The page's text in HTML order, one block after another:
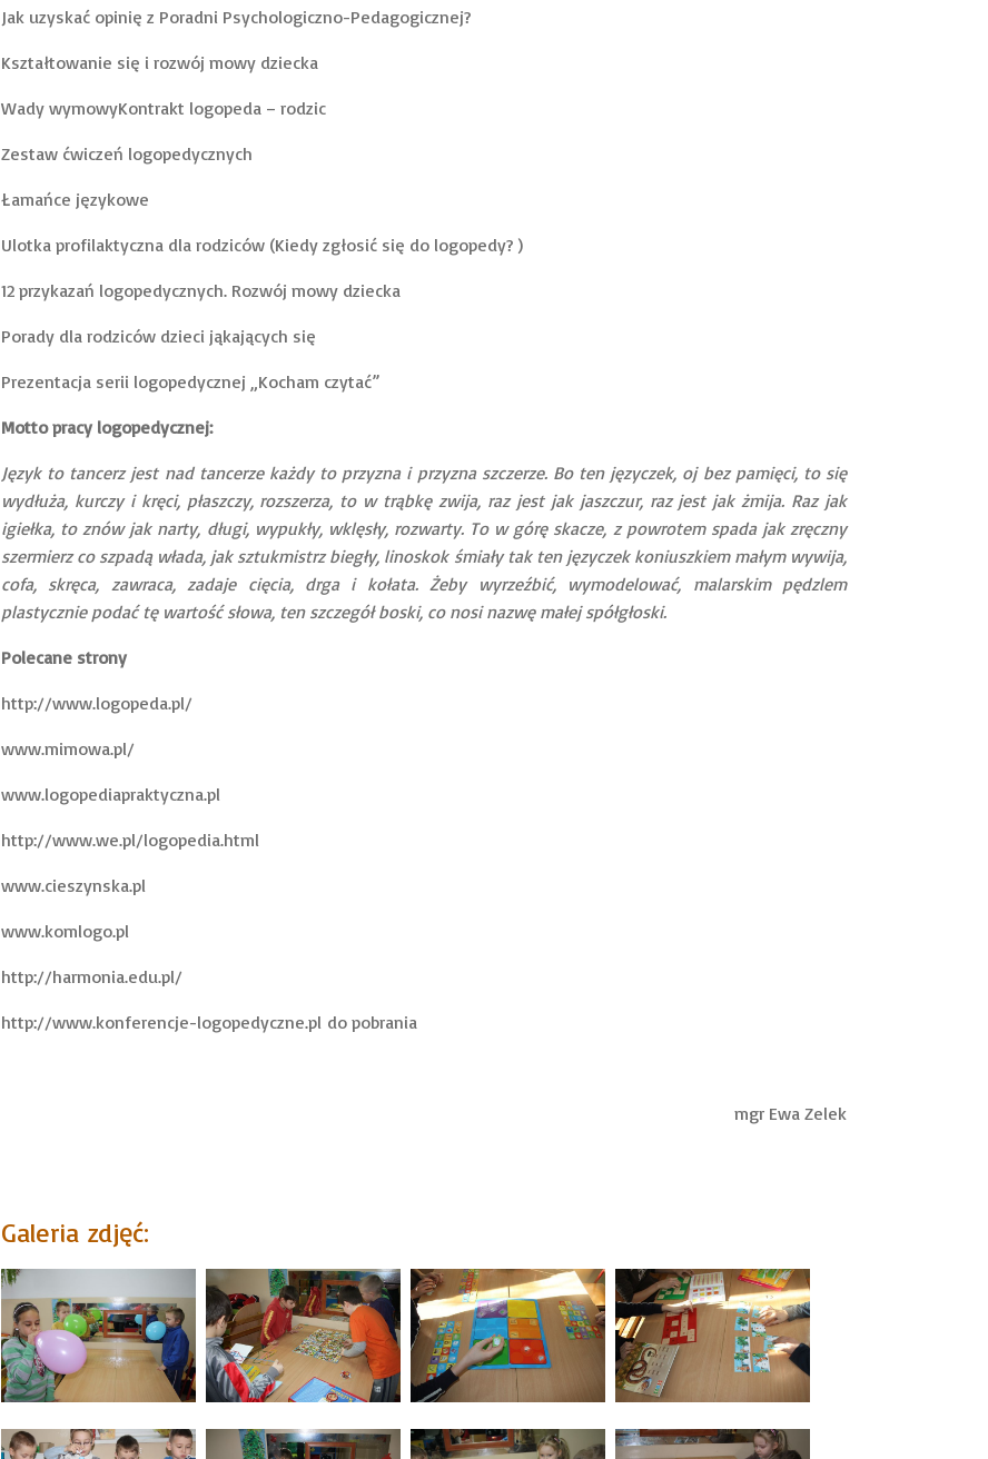
Jak uzyskać opinię z Poradni Psychologiczno-Pedagogicznej?
Kształtowanie się i rozwój mowy dziecka
Wady wymowyKontrakt logopeda – rodzic
Zestaw ćwiczeń logopedycznych
Łamańce językowe
Ulotka profilaktyczna dla rodziców (Kiedy zgłosić się do logopedy? )
12 przykazań logopedycznych. Rozwój mowy dziecka
Porady dla rodziców dzieci jąkających się
Prezentacja serii logopedycznej „Kocham czytać”
Motto pracy logopedycznej:
Język to tancerz jest nad tancerze każdy to przyzna i przyzna szczerze. Bo ten języczek, oj bez pamięci, to się
wydłuża, kurczy i kręci, płaszczy, rozszerza, to w trąbkę zwija, raz jest jak jaszczur, raz jest jak żmija. Raz jak
igiełka, to znów jak narty, długi, wypukły, wklęsły, rozwarty. To w górę skacze, z powrotem spada jak zręczny
szermierz co szpadą włada, jak sztukmistrz biegły, linoskok śmiały tak ten języczek koniuszkiem małym wywija,
cofa, skręca, zawraca, zadaje cięcia, drga i kołata. Żeby wyrzeźbić, wymodelować, malarskim pędzlem
plastycznie podać tę wartość słowa, ten szczegół boski, co nosi nazwę małej spółgłoski.
Polecane strony
http://www.logopeda.pl/
www.mimowa.pl/
www.logopediapraktyczna.pl
http://www.we.pl/logopedia.html
www.cieszynska.pl
www.komlogo.pl
http://harmonia.edu.pl/
http://www.konferencje-logopedyczne.pl do pobrania
mgr Ewa Zelek
Galeria zdjęć: